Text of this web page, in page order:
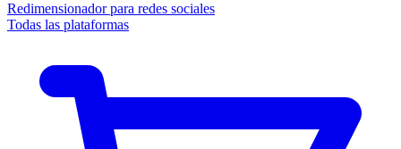
Redimensionador para redes sociales
Todas las plataformas